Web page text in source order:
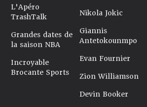
L'Apéro
TrashTalk
Grandes dates de
la saison NBA
Incroyable
Brocante Sports
Nikola Jokic
Giannis
Antetokounmpo
Evan Fournier
Zion Williamson
Devin Booker